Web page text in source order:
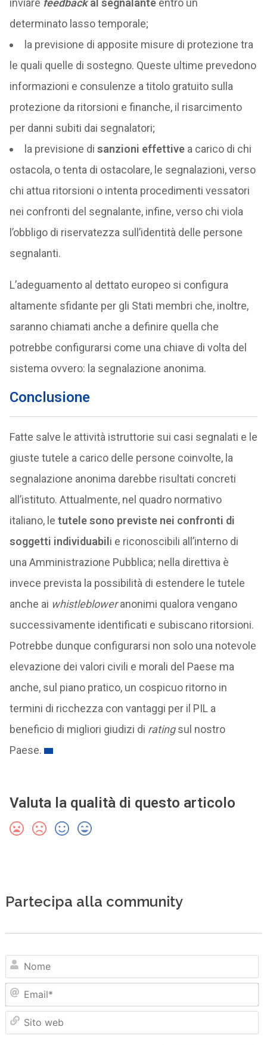
inviare feedbackal segnalanteentro un
determinato lasso temporale;
la previsione di apposite misure di protezione tra
le quali quelle di sostegno. Queste ultime prevedono
informazioni e consulenze a titolo gratuito sulla
protezione da ritorsioni e finanche, il risarcimento
per danni subiti dai segnalatori;
la previsione di sanzioni effettive a carico di chi
ostacola, o tenta di ostacolare, le segnalazioni, verso
chi attua ritorsioni o intenta procedimenti vessatori
nei confronti del segnalante, infine, verso chi viola
l’obbligo di riservatezza sull’identità delle persone
segnalanti.
L’adeguamento al dettato europeo si configura
altamente sfidante per gli Stati membri che, inoltre,
saranno chiamati anche a definire quella che
potrebbe configurarsi come una chiave di volta del
sistema ovvero: la segnalazione anonima.
Conclusione
Fatte salve le attività istruttorie sui casi segnalati e le
giuste tutele a carico delle persone coinvolte, la
segnalazione anonima darebbe risultati concreti
all’istituto. Attualmente, nel quadro normativo
italiano, le tutele sono previste nei confronti di
soggetti individuabil i e riconoscibili all’interno di
una Amministrazione Pubblica; nella direttiva è
invece prevista la possibilità di estendere le tutele
anche ai whistlebloweranonimi qualora vengano
successivamente identificati e subiscano ritorsioni.
Potrebbe dunque configurarsi non solo una notevole
elevazione dei valori civili e morali del Paese ma
anche, sul piano pratico, un cospicuo ritorno in
termini di ricchezza con vantaggi per il PIL a
beneficio di migliori giudizi di ratingsul nostro
Paese.
Valuta la qualità di questo articolo
Partecipa alla community